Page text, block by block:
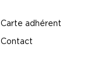
Carte adhérent
Contact